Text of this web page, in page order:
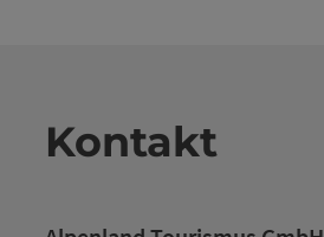
Kontakt